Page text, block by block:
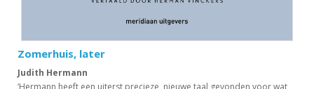
Zomerhuis, later
Judith Hermann
‘Hermann heeft een uiterst precieze, nieuwe taal gevonden voor wat